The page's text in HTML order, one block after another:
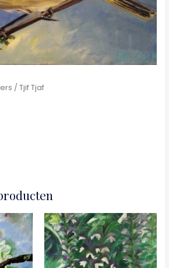
/ Tjif Tjaf